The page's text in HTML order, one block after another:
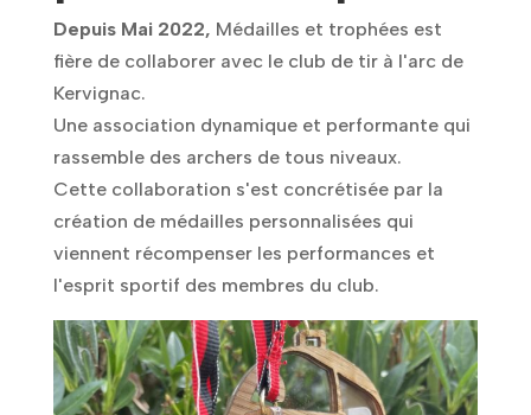
Depuis Mai 2022, Médailles et trophées est
fière de collaborer avec le club de tir à l'arc de
Kervignac.
Une association dynamique et performante qui
rassemble des archers de tous niveaux.
Cette collaboration s'est concrétisée par la
création de médailles personnalisées qui
viennent récompenser les performances et
l'esprit sportif des membres du club.